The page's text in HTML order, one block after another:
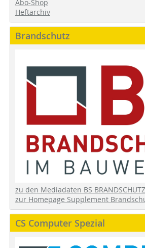
Abo-Shop
Heftarchiv
Brandschutz
zu den Mediadaten BS BRANDSCHUTZ
zur Homepage Supplement
CS Computer Spezial